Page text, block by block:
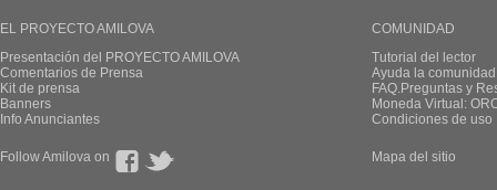
EL PROYECTO AMILOVA
Presentación del PROYECTO AMILOVA
Comentarios de Prensa
Kit de prensa
Banners
Info Anunciantes
COMUNIDAD
Tutorial del lector
Ayuda la
FAQ.Preguntas y
Moneda Virtual:
Condiciones de uso
Follow Amilova on Mapa del sitio